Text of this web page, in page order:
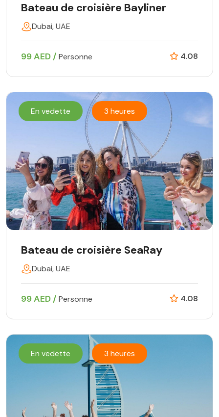
Bateau de croisière Bayliner
Dubai, UAE
99 AED / Personne 4.08
En vedette 3 heures
Bateau de croisière SeaRay
Dubai, UAE
99 AED / Personne 4.08
En vedette 3 heures